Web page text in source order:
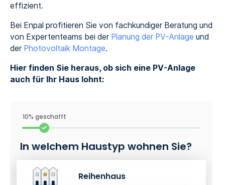
effizient.
Bei Enpal profitieren Sie von fachkundiger Beratung und
von Expertenteams bei der Planung der PV-Anlage und
der Photovoltaik Montage.
Hier finden Sie heraus, ob sich eine PV-Anlage
auch für Ihr Haus lohnt:
10% geschafft
In welchem Haustyp wohnen Sie?
Reihenhaus